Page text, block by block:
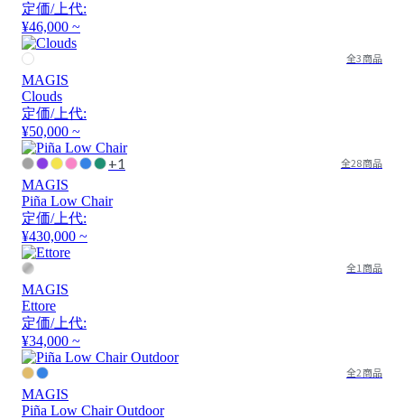
定価/上代:
¥46,000 ~
全3商品
MAGIS
Clouds
定価/上代:
¥50,000 ~
+1 全28商品
MAGIS
Piña Low Chair
定価/上代:
¥430,000 ~
全1商品
MAGIS
Ettore
定価/上代:
¥34,000 ~
全2商品
MAGIS
Piña Low Chair Outdoor